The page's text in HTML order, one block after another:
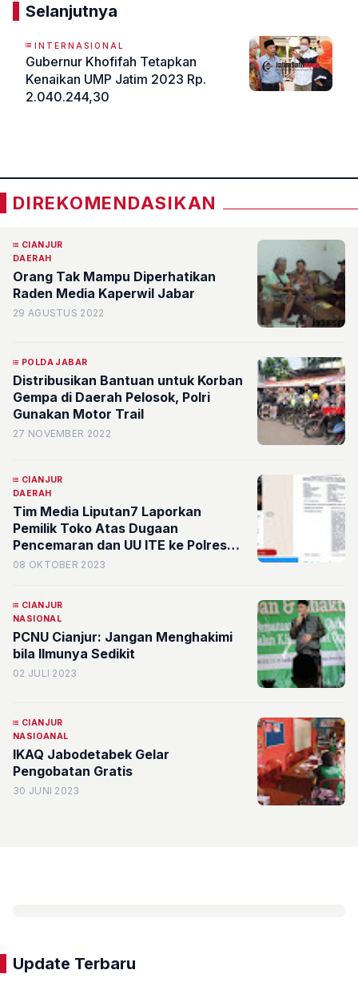
Selanjutnya
INTERNASIONAL
Gubernur Khofifah Tetapkan
Kenaikan UMP Jatim 2023 Rp.
2.040.244,30
DIREKOMENDASIKAN
CIANJUR
DAERAH
Orang Tak Mampu Diperhatikan
Raden Media Kaperwil Jabar
29 AGUSTUS 2022
POLDA JABAR
Distribusikan Bantuan untuk Korban
Gempa di Daerah Pelosok, Polri
Gunakan Motor Trail
27 NOVEMBER 2022
CIANJUR
DAERAH
Tim Media Liputan7 Laporkan
Pemilik Toko Atas Dugaan
Pencemaran dan UU ITE ke Polres
Cianjur
08 OKTOBER 2023
CIANJUR
NASIONAL
PCNU Cianjur: Jangan Menghakimi
bila Ilmunya Sedikit
02 JULI 2023
CIANJUR
NASIOANAL
IKAQ Jabodetabek Gelar
Pengobatan Gratis
30 JUNI 2023
Update Terbaru